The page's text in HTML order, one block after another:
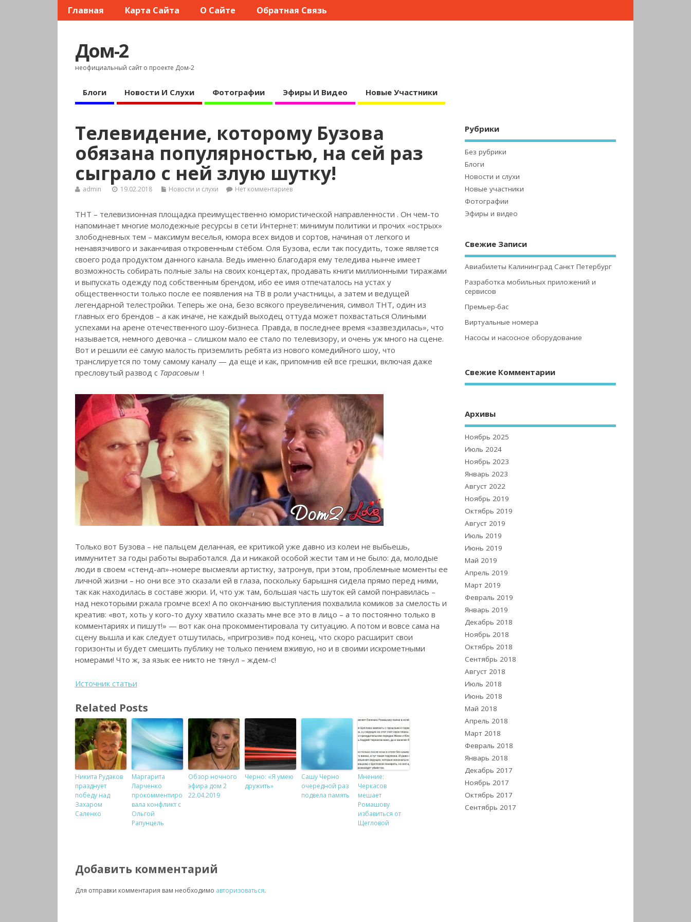
Главная Карта Сайта О Сайте Обратная Связь
Дом-2
неофициальный сайт о проекте Дом-2
Блоги Новости И Слухи Фотографии Эфиры И Видео Новые Участники
Телевидение, которому Бузова
обязана популярностью, на сей раз
сыграло с ней злую шутку!
admin 19.02.2018 Новости и слухи Нет комментариев
ТНТ – телевизионная площадка преимущественно юмористической направленности . Он чем-то
напоминает многие молодежные ресурсы в сети Интернет: минимум политики и прочих «острых»
злободневных тем – максимум веселья, юмора всех видов и сортов, начиная от легкого и
ненавязчивого и заканчивая откровенным стёбом. Оля Бузова, если так посудить, тоже является
своего рода продуктом данного канала. Ведь именно благодаря ему теледива нынче имеет
возможность собирать полные залы на своих концертах, продавать книги миллионными тиражами
и выпускать одежду под собственным брендом, ибо ее имя отпечаталось на устах у
общественности только после ее появления на ТВ в роли участницы, а затем и ведущей
легендарной телестройки. Теперь же она, безо всякого преувеличения, символ ТНТ, один из
главных его брендов – а как иначе, не каждый выходец оттуда может похвастаться Олиными
успехами на арене отечественного шоу-бизнеса. Правда, в последнее время «зазвездилась», что
называется, немного девочка – слишком мало ее стало по телевизору, и очень уж много на сцене.
Вот и решили её самую малость приземлить ребята из нового комедийного шоу, что
транслируется по тому самому каналу — да еще и как, припомнив ей все грешки, включая даже
пресловутый развод с Тарасовым !
Только вот Бузова – не пальцем деланная, ее критикой уже давно из колеи не выбьешь,
иммунитет за годы работы выработался. Да и никакой особой жести там и не было: да, молодые
люди в своем «стенд-ап»-номере высмеяли артистку, затронув, при этом, проблемные моменты ее
личной жизни – но они все это сказали ей в глаза, поскольку барышня сидела прямо перед ними,
так как находилась в составе жюри. И, что уж там, большая часть шуток ей самой понравилась –
над некоторыми ржала громче всех! А по окончанию выступления похвалила комиков за смелость и
креатив: «вот, хоть у кого-то духу хватило сказать мне все это в лицо – а то постоянно только в
комментариях и пишут!» — вот как она прокомментировала ту ситуацию. А потом и вовсе сама на
сцену вышла и как следует отшутилась, «пригрозив» под конец, что скоро расширит свои
горизонты и будет смешить публику не только пением вживую, но и в своими искрометными
номерами! Что ж, за язык ее никто не тянул – ждем-с!
Источник статьи
Related Posts
Никита Рудаков
празднует
победу над
Захаром
Саленко
Маргарита
Ларченко
прокомментиро
вала конфликт с
Ольгой
Рапунцель
Обзор ночного
эфира дом 2
22.04.2019
Черно: «Я умею
дружить»
Сашу Черно
очередной раз
подвела память
Мнение:
Черкасов
мешает
Ромашову
избавиться от
Щегловой
Добавить комментарий
Для отправки комментария вам необходимо авторизоваться.
Рубрики
Без рубрики
Блоги
Новости и слухи
Новые участники
Фотографии
Эфиры и видео
Свежие Записи
Авиабилеты Калининград Санкт Петербург
Разработка мобильных приложений и
сервисов
Премьер-бас
Виртуальные номера
Насосы и насосное оборудование
Свежие Комментарии
Архивы
Ноябрь 2025
Июль 2024
Ноябрь 2023
Январь 2023
Август 2022
Ноябрь 2019
Октябрь 2019
Август 2019
Июль 2019
Июнь 2019
Май 2019
Апрель 2019
Март 2019
Февраль 2019
Январь 2019
Декабрь 2018
Ноябрь 2018
Октябрь 2018
Сентябрь 2018
Август 2018
Июль 2018
Июнь 2018
Май 2018
Апрель 2018
Март 2018
Февраль 2018
Январь 2018
Декабрь 2017
Ноябрь 2017
Октябрь 2017
Сентябрь 2017